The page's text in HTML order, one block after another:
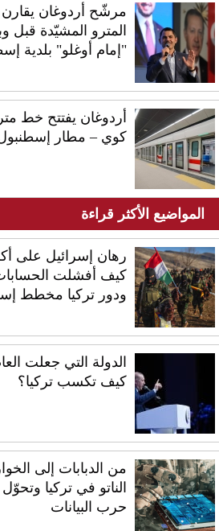
مرشّح أردوغان
المترو المشيّدة قبل
"إمام أوغلو" بلدية
أردوغان يفتتح خط
كوي – مطار
المواضيع الأكثر قراءة
رهان إسرائيل على
كيف أفشلت
ودور تركيا مخطط
الدولة التي جعلت
كيف تكسب تركيا؟
من الدبابات إلى
الناتو في تركيا
حرب البيانات